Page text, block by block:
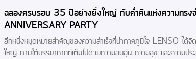
ฉลองครบรอบ 35 ปีอย่างยิ่งใหญ่ กับค่ำคืนแห่งความทรง
ANNIVERSARY PARTY
อีกหนึ่งหมุดหมายสำคัญของความสำเร็จที่น่าภาคภูมิใจ LENSO ได้
ใหญ่ ภายใต้บรรยากาศที่เต็มไปด้วยความอบอุ่น ความสุข และความปร